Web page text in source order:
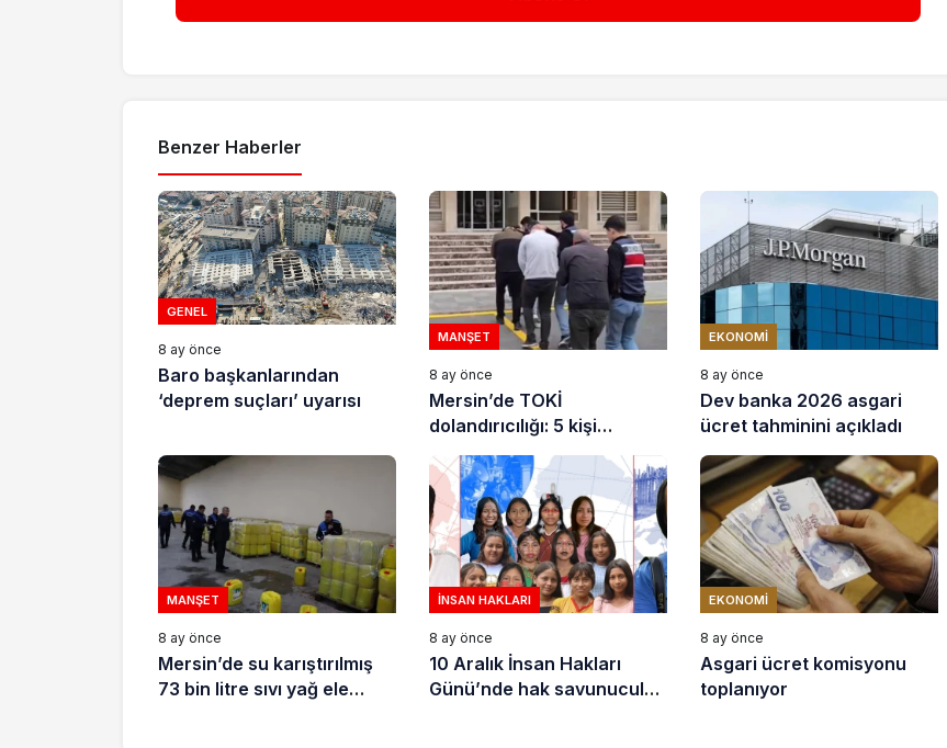
Benzer Haberler
GENEL
8 ay önce
Baro başkanlarından
‘deprem suçları’ uyarısı
MANŞET
8 ay önce
Mersin’de TOKİ
dolandırıcılığı: 5 kişi
tutuklandı
EKONOMI
8 ay önce
Dev banka 2026 asgari
ücret tahminini açıkladı
MANŞET
8 ay önce
Mersin’de su karıştırılmış
73 bin litre sıvı yağ ele
İNSAN HAKLARI
8 ay önce
10 Aralık İnsan Hakları
Günü’nde hak savunucuları
EKONOMI
8 ay önce
Asgari ücret komisyonu
toplanıyor